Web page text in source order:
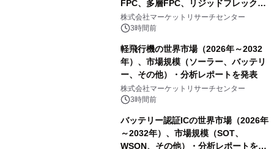
FPC、多層FPC、リジッドフレックス
PCB）・分析レポートを発表
株式会社マーケットリサーチセンター
3時間前
軽飛行機の世界市場（2026年～2032
年）、市場規模（ソーラー、バッテリ
ー、その他）・分析レポートを発表
株式会社マーケットリサーチセンター
3時間前
バッテリー認証ICの世界市場（2026年
～2032年）、市場規模（SOT、
WSON、その他）・分析レポートを発